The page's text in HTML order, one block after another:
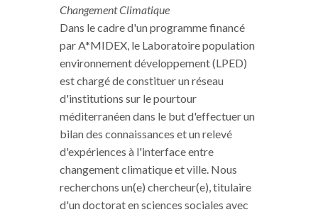
Changement Climatique
Dans le cadre d'un programme financé
par A*MIDEX, le Laboratoire population
environnement développement (LPED)
est chargé de constituer un réseau
d'institutions sur le pourtour
méditerranéen dans le but d'effectuer un
bilan des connaissances et un relevé
d'expériences à l'interface entre
changement climatique et ville. Nous
recherchons un(e) chercheur(e), titulaire
d'un doctorat en sciences sociales avec